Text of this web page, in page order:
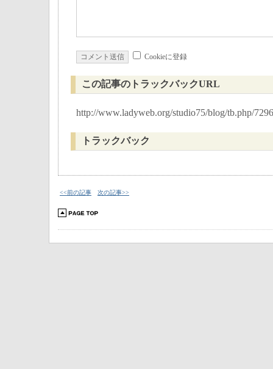
Cookieに登録
この記事のトラックバックURL
http://www.ladyweb.org/studio75/blog/tb.php/7296
トラックバック
<<前の記事 次の記事>>